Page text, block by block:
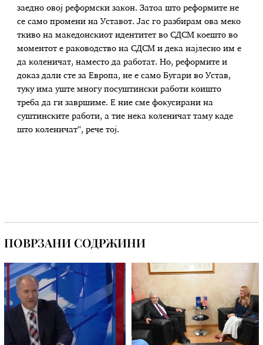
заедно овој реформски закон. Затоа што реформите не
се само промени на Уставот. Јас го разбирам ова меко
ткиво на македонскиот идентитет во СДСМ коешто во
моментот е раководство на СДСМ и дека најлесно им е
да коленичат, наместо да работат. Но, реформите и
доказ дали сте за Европа, не е само Бугари во Устав,
туку има уште многу посуштински работи коишто
треба да ги завршиме. Е ние сме фокусирани на
суштинските работи, а тие нека коленичат таму каде
што коленичат“, рече тој.
ПОВРЗАНИ СОДРЖИНИ